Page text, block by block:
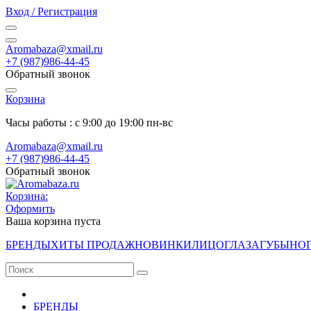
Вход / Регистрация
Aromabaza@xmail.ru
+7 (987)986-44-45
Обратный звонок
Корзина
Часы работы : с 9:00 до 19:00 пн-вс
Aromabaza@xmail.ru
+7 (987)986-44-45
Обратный звонок
Корзина:
Оформить
Ваша корзина пуста
БРЕНДЫХИТЫ ПРОДАЖНОВИНКИЛИЦОГЛАЗАГУБЫ
БРЕНДЫ